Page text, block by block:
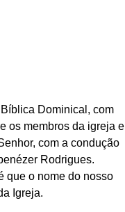
Dominical, com
os membros da igreja e
com a condução
Rodrigues.
que o nome do nosso
Igreja.